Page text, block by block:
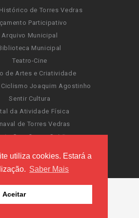
utiliza cookies. Estará a
Saber Mais
Aceitar
de Torres Vedras
Participativo
Arquivo Municipal
Municipal
Teatro-Cine
de Artes e Criatividade
Joaquim Agostinho
Sentir Cultura
da Atividade Física
de Torres Vedras
Cruz Ocean Spirit